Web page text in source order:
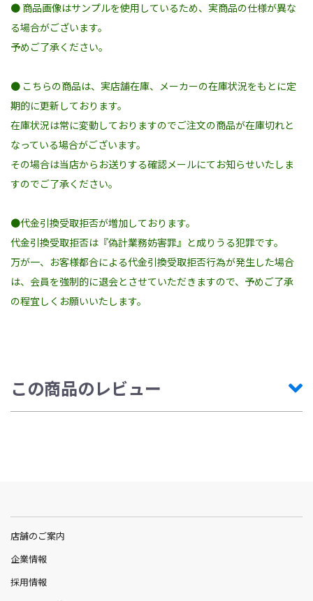
● 商品画像はサンプルを使用しているため、実商品の仕様が異な
る場合がございます。
予めご了承ください。
● こちらの商品は、実店舗在庫、メーカーの在庫状況をもとに定
期的に更新しております。
在庫状況は常に変動しておりますのでご注文の商品が在庫切れと
なっている場合がございます。
その場合は当店からお送りする確認メールにてお知らせいたしま
すのでご了承ください。
●代金引換受取拒否が増加しております。
代金引換受取拒否は『偽計業務妨害罪』と成りうる犯罪です。
万が一、お客様都合による代金引換受取拒否行為が発生した場合
は、会員を強制的に退会とさせていただきますので、予めご了承
の程宜しくお願いいたします。
この商品のレビュー
店舗のご案内
企業情報
採用情報